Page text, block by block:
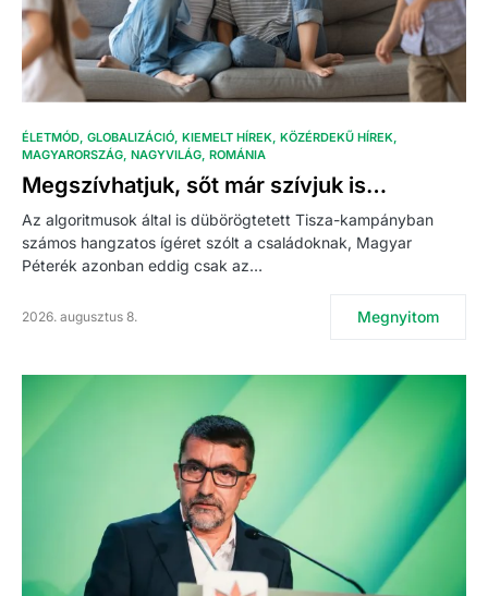
ÉLETMÓD GLOBALIZÁCIÓ KIEMELT HÍREK KÖZÉRDEKŰ HÍREK
MAGYARORSZÁG NAGYVILÁG ROMÁNIA
Megszívhatjuk, sőt már szívjuk is…
Az algoritmusok által is dübörögtetett Tisza-kampányban
számos hangzatos ígéret szólt a családoknak, Magyar
Péterék azonban eddig csak az…
2026. augusztus 8. Megnyitom